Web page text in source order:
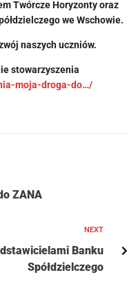
Twórcze Horyzonty oraz
we Wschowie.
naszych uczniów.
stowarzyszenia
moja-droga-do…/
ZANA
NEXT
Banku
Spółdzielczego